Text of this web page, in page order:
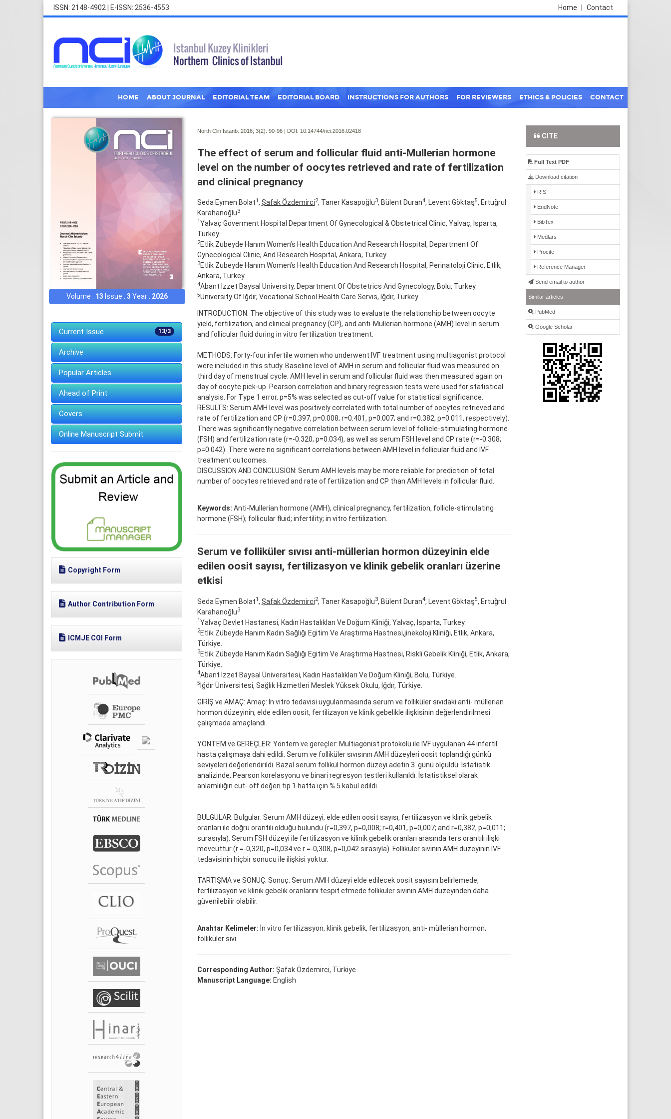
ISSN: 2148-4902 | E-ISSN: 2536-4553 Contact
Home
HOME ABOUT JOURNAL EDITORIAL TEAM EDITORIAL BOARD INSTRUCTIONS FOR AUTHORS FOR REVIEWERS ETHICS & POLICIES CONTACT
Volume : 13 Issue : 3 Year : 2026
13/3
Current Issue
Archive
Popular Articles
Ahead of Print
Covers
Online Manuscript Submit
Copyright Form
Author Contribution Form
ICMJE COI Form
North Clin Istanb. 2016; 3(2): 90-96 | DOI: 10.14744/nci.2016.02418
The effect of serum and follicular fluid anti-Mullerian hormone
level on the number of oocytes retrieved and rate of fertilization
and clinical pregnancy
Seda Eymen Bolat1, Şafak Özdemirci2, Taner Kasapoğlu3, Bülent Duran4, Levent Göktaş5, Ertuğrul
Karahanoğlu3
1Yalvaç Goverment Hospital Department Of Gynecological & Obstetrical Clinic, Yalvaç, Isparta,
Turkey.
2Etlik Zubeyde Hanım Women’s Health Education And Research Hospital, Department Of
Gynecological Clinic, And Research Hospital, Ankara, Turkey.
3Etlik Zubeyde Hanım Women’s Health Education And Research Hospital, Perinatoloji Clinic, Etlik,
Ankara, Turkey.
4Abant Izzet Baysal University, Department Of Obstetrics And Gynecology, Bolu, Turkey.
5University Of Iğdır, Vocational School Health Care Servis, Iğdır, Turkey.
INTRODUCTION: The objective of this study was to evaluate the relationship between oocyte
yield, fertilization, and clinical pregnancy (CP), and anti-Mullerian hormone (AMH) level in serum
and follicular fluid during in vitro fertilization treatment.
METHODS: Forty-four infertile women who underwent IVF treatment using multiagonist protocol
were included in this study. Baseline level of AMH in serum and follicular fluid was measured on
third day of menstrual cycle. AMH level in serum and follicular fluid was then measured again on
day of oocyte pick-up. Pearson correlation and binary regression tests were used for statistical
analysis. For Type 1 error, p=5% was selected as cut-off value for statistical significance.
RESULTS: Serum AMH level was positively correlated with total number of oocytes retrieved and
rate of fertilization and CP (r=0.397, p=0.008; r=0.401, p=0.007; and r=0.382, p=0.011, respectively).
There was significantly negative correlation between serum level of follicle-stimulating hormone
(FSH) and fertilization rate (r=-0.320; p=0.034), as well as serum FSH level and CP rate (r=-0.308;
p=0.042). There were no significant correlations between AMH level in follicular fluid and IVF
treatment outcomes.
DISCUSSION AND CONCLUSION: Serum AMH levels may be more reliable for prediction of total
number of oocytes retrieved and rate of fertilization and CP than AMH levels in follicular fluid.
Keywords: Anti-Mullerian hormone (AMH), clinical pregnancy, fertilization, follicle-stimulating
hormone (FSH); follicular fluid; infertility; in vitro fertilization.
Serum ve folliküler sıvısı anti-müllerian hormon düzeyinin elde
edilen oosit sayısı, fertilizasyon ve klinik gebelik oranları üzerine
etkisi
Seda Eymen Bolat1 , Şafak Özdemirci2, Taner Kasapoğlu3, Bülent Duran4, Levent Göktaş5, Ertuğrul
Karahanoğlu3
1 Yalvaç Devlet Hastanesi, Kadın Hastalıkları Ve Doğum Kliniği, Yalvaç, Isparta, Turkey.
2Etlik Zübeyde Hanım Kadın Sağlığı Egitim Ve Araştırma Hastnesi,jinekoloji Kliniği, Etlik, Ankara,
Türkiye.
3Etlik Zübeyde Hanım Kadın Sağlığı Egitim Ve Araştırma Hastnesi, Riskli Gebelik Kliniği, Etlik, Ankara,
Türkiye.
4Abant Izzet Baysal Üniversitesi, Kadın Hastalıkları Ve Doğum Kliniği, Bolu, Türkiye.
5Iğdır Üniversitesi, Sağlık Hizmetleri Meslek Yüksek Okulu, Iğdır, Türkiye.
GİRİŞ ve AMAÇ: Amaç: İn vitro tedavisi uygulanmasında serum ve folliküler sıvıdaki anti- müllerian
hormon düzeyinin, elde edilen oosit, fertilizayon ve klinik gebelikle ilişkisinin değerlendirilmesi
çalışmada amaçlandı.
YÖNTEM ve GEREÇLER: Yöntem ve gereçler: Multiagonist protokolü ile IVF uygulanan 44 infertil
hasta çalışmaya dahi edildi. Serum ve folliküler sıvısının AMH düzeyleri oosit toplandığı günkü
seviyeleri değerlendirildi. Bazal serum follikül hormon düzeyi adetin 3. günü ölçüldü. İstatistik
analizinde, Pearson korelasyonu ve binari regresyon testleri kullanıldı. İstatistiksel olarak
anlamlılığın cut- off değeri tip 1 hatta için % 5 kabul edildi.
BULGULAR: Bulgular: Serum AMH düzeyi, elde edilen oosit sayısı, fertilizasyon ve klinik gebelik
oranları ile doğru orantılı olduğu bulundu (r=0,397, p=0,008; r=0,401, p=0,007; and r=0,382, p=0,011;
surasıyla). Serum FSH düzeyi ile fertilizasyon ve kilinik gebelik oranları arasında ters orantılı ilişki
mevcuttur (r =-0,320, p=0,034 ve r =-0,308, p=0,042 sırasıyla). Folliküler sıvının AMH düzeyinin IVF
tedavisinin hiçbir sonucu ile ilişkisi yoktur.
TARTIŞMA ve SONUÇ: Sonuç: Serum AMH düzeyi elde edilecek oosit sayısını belirlemede,
fertilizasyon ve klinik gebelik oranlarını tespit etmede folliküler sıvının AMH düzeyinden daha
güvenilebilir olabilir.
Anahtar Kelimeler: İn vitro fertilizasyon, klinik gebelik, fertilizasyon, anti- müllerian hormon,
folliküler sıvı
Corresponding Author: Şafak Özdemirci, Türkiye
Manuscript Language: English
CITE
Full Text PDF
Download citation
RIS
EndNote
BibTex
Medlars
Procite
Reference Manager
Send email to author
Similar articles
PubMed
Google Scholar